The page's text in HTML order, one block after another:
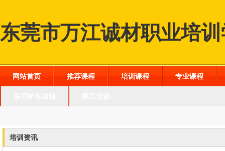
东莞市万江诚材职业培
网站首页 推荐课程 培训课程 专业课程
培训资讯